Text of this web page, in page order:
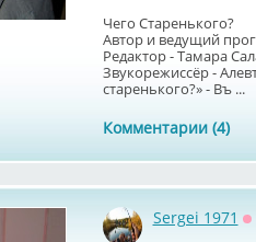
Чего Старенького?
Автор и ведущий
Редактор - Тамара
Звукорежиссёр -
старенького?» - Въ ...
Комментарии (4)
Sergei 1971